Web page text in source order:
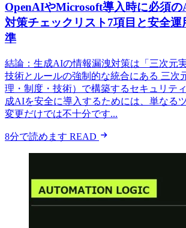
OpenAIやMicrosoft導入時に必須
対策チェックリスト7項目と安全運
準
結論：生成AIの情報漏洩対策は「三次元
技術とルールの強制的な統合にある 三次
理・制度・技術）で構築するセキュリテ
成AIを安全に導入するためには、単なる
変更だけでは不十分です...
8分で読めます READ